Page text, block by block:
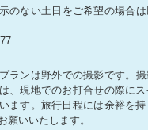
のない土日をご希望の場合は
ランは野外での撮影です。
、現地でのお打合せの際に
ます。旅行日程には余裕を
願いいたします。